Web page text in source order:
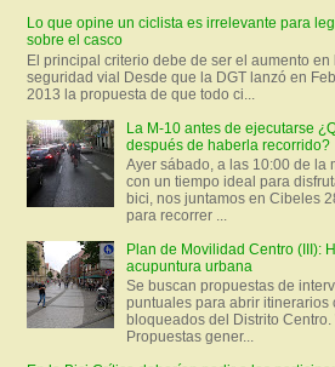
Lo que opine un ciclista es irrelevante para
sobre el casco
El principal criterio debe de ser el aumento en
seguridad vial Desde que la DGT lanzó en
2013 la propuesta de que todo ci...
La M-10 antes de ejecutarse
después de haberla recorrido?
Ayer sábado, a las 10:00 de la
con un tiempo ideal para
bici, nos juntamos en Cibeles
para recorrer ...
Plan de Movilidad Centro (III):
acupuntura urbana
Se buscan propuestas de
puntuales para abrir itinerarios
bloqueados del Distrito Centro.
Propuestas gener...